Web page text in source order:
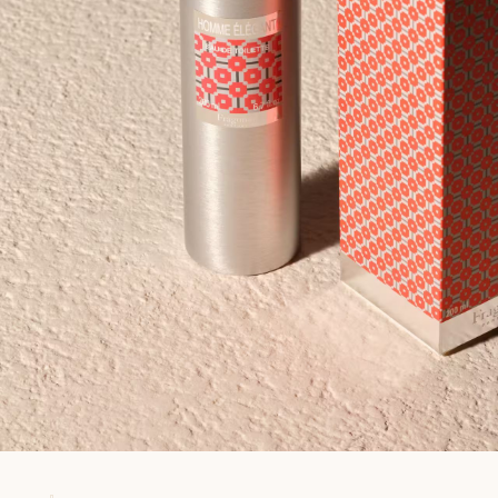
Satisfait ou remboursé